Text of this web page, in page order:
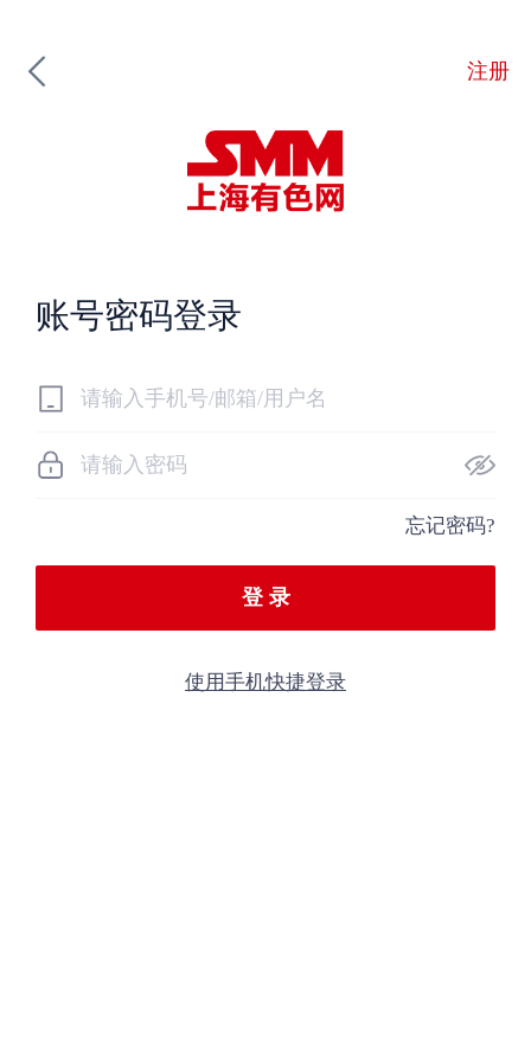
注册
账号密码登录
忘记密码?
登 录
使用手机快捷登录